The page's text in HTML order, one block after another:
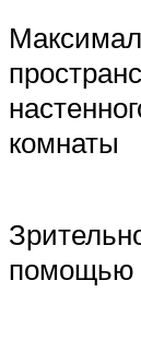
комнаты
помощью